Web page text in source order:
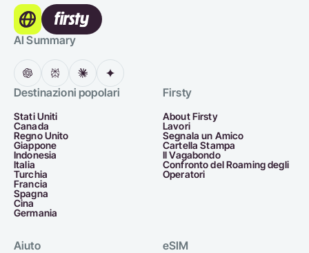
AI Summary
Destinazioni popolari
Stati Uniti
Canada
Regno Unito
Giappone
Indonesia
Italia
Turchia
Francia
Spagna
Cina
Germania
Firsty
About Firsty
Lavori
Segnala un Amico
Cartella Stampa
Il Vagabondo
Confronto del Roaming degli
Operatori
Aiuto eSIM